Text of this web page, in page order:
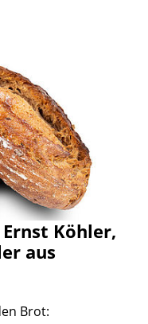
Ernst Köhler,
aus
Brot: